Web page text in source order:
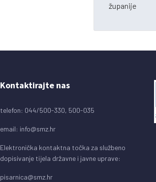
županije
Kontaktirajte nas
telefon: 044/500-330, 500-035
email: info@smz.hr
Elektronička kontaktna točka za službeno
dopisivanje tijela državne i javne uprave:
pisarnica@smz.hr